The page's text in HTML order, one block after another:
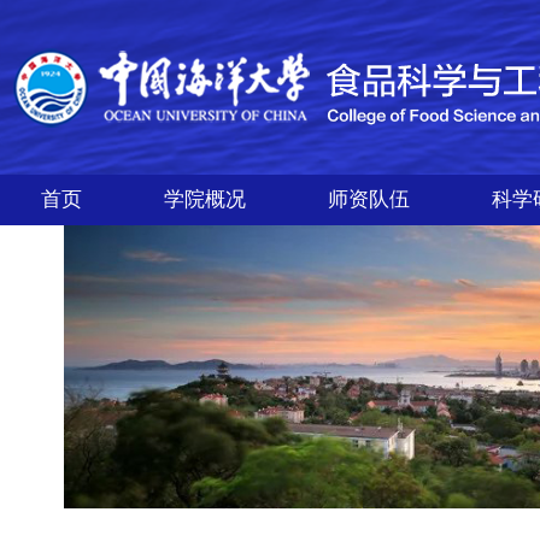
首页 学院概况 师资队伍 科学